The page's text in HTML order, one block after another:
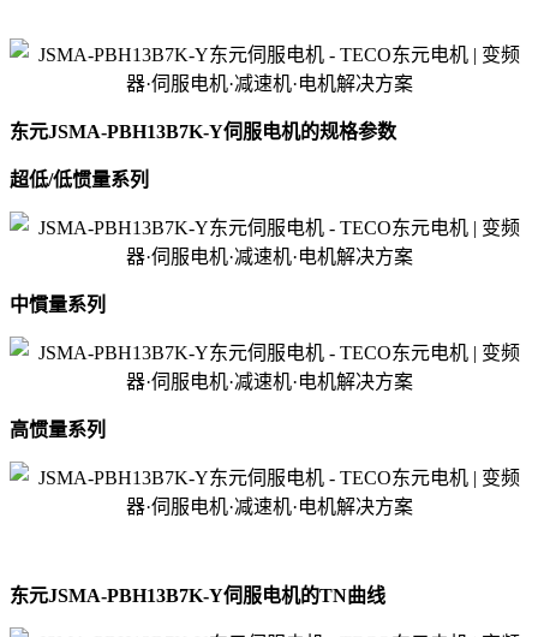
东元JSMA-PBH13B7K-Y伺服电机的规格参数
超低/低惯量系列
中慣量系列
高惯量系列
东元JSMA-PBH13B7K-Y伺服电机的TN曲线